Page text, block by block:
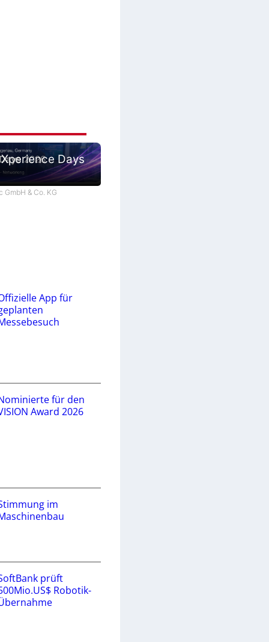
Days
GmbH & Co. KG
App für
für den
Award 2026
im
prüft
Robotik-